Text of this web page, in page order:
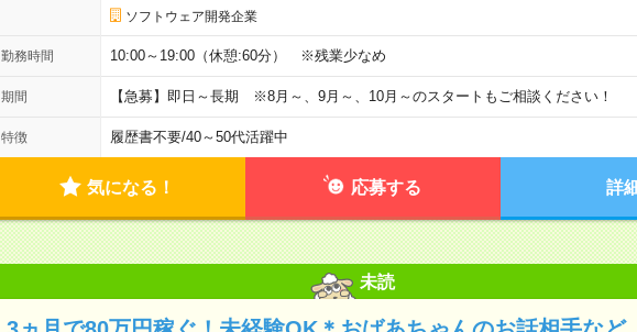
ソフトウェア開発企業
勤務時間 10:00～19:00（休憩:60分） ※残業少なめ
期間 【急募】即日～長期 ※8月～、9月～、10月～のスタートもご相談ください！
特徴 履歴書不要/40～50代活躍中
気になる！ 応募する 詳
未読